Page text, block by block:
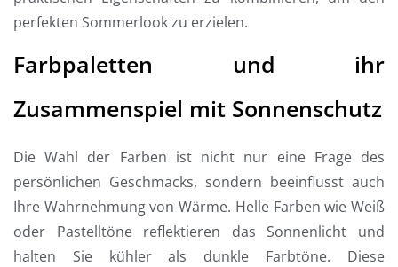
perfekten Sommerlook zu erzielen.
Farbpaletten und ihr
Zusammenspiel mit Sonnenschutz
Die Wahl der Farben ist nicht nur eine Frage des
persönlichen Geschmacks, sondern beeinflusst auch
Ihre Wahrnehmung von Wärme. Helle Farben wie Weiß
oder Pastelltöne reflektieren das Sonnenlicht und
halten Sie kühler als dunkle Farbtöne. Diese